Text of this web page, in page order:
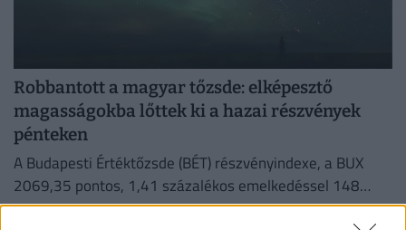
Robbantott a magyar tőzsde: elképesztő
magasságokba lőttek ki a hazai részvények
pénteken
A Budapesti Értéktőzsde (BÉT) részvényindexe, a BUX
2069,35 pontos, 1,41 százalékos emelkedéssel 148
632,55 ponton zárt pénteken.